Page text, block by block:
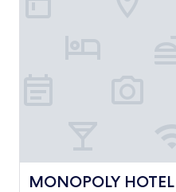
MONOPOLY HOTEL
MONOPOLY HOTEL